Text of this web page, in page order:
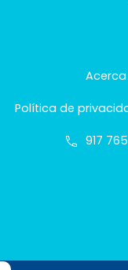
Política de
917